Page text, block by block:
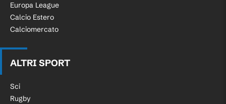
Europa League
Calcio Estero
Calciomercato
ALTRI SPORT
Sci
Rugby